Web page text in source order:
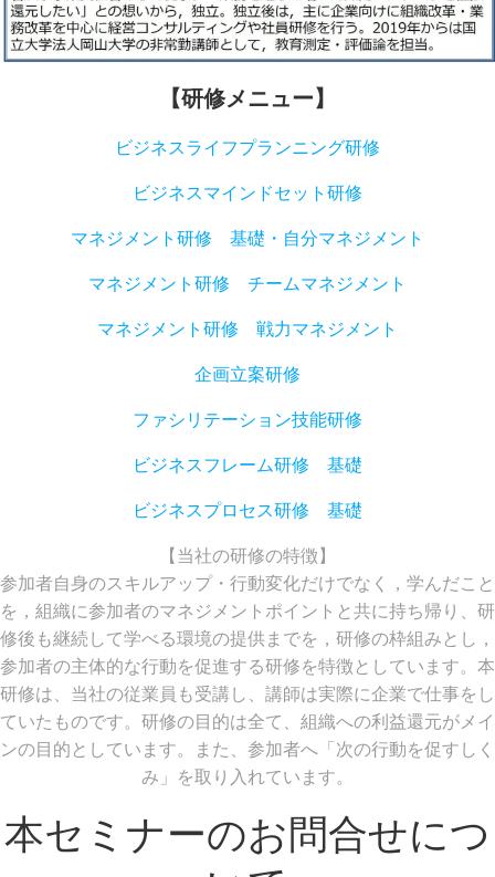
【研修メニュー】
ビジネスライフプランニング研修
ビジネスマインドセット研修
マネジメント研修 基礎・自分マネジメント
マネジメント研修 チームマネジメント
マネジメント研修 戦力マネジメント
企画立案研修
ファシリテーション技能研修
ビジネスフレーム研修 基礎
ビジネスプロセス研修 基礎
【当社の研修の特徴】
参加者自身のスキルアップ・行動変化だけでなく，学んだこと
を，組織に参加者のマネジメントポイントと共に持ち帰り、研
修後も継続して学べる環境の提供までを，研修の枠組みとし，
参加者の主体的な行動を促進する研修を特徴としています。本
研修は、当社の従業員も受講し、講師は実際に企業で仕事をし
ていたものです。研修の目的は全て、組織への利益還元がメイ
ンの目的としています。また、参加者へ「次の行動を促すしく
み」を取り入れています。
本セミナーのお問合せにつ